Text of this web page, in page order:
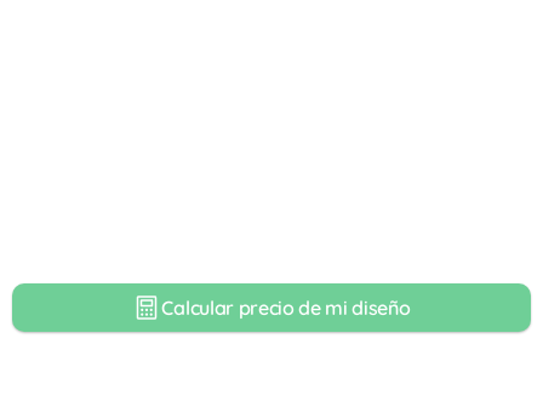
Calcular precio de mi diseño